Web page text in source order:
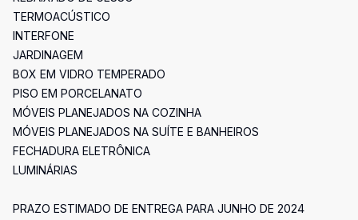
TERMOACÚSTICO
INTERFONE
JARDINAGEM
BOX EM VIDRO TEMPERADO
PISO EM PORCELANATO
MÓVEIS PLANEJADOS NA COZINHA
MÓVEIS PLANEJADOS NA SUÍTE E BANHEIROS
FECHADURA ELETRÔNICA
LUMINÁRIAS
PRAZO ESTIMADO DE ENTREGA PARA JUNHO DE 2024